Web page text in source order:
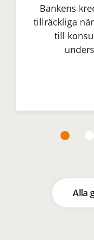
Bankens
tillräckliga
till
Alla